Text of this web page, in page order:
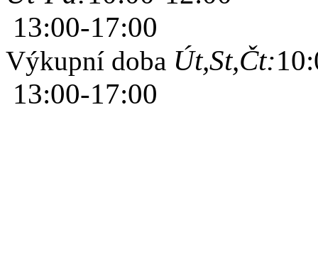
13:00-17:00
Výkupní doba Út,St,Čt:
13:00-17:00